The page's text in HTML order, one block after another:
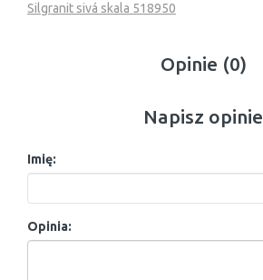
Silgranit sivá skala 518950
Opinie (0)
Napisz opinie
Imię:
Opinia: